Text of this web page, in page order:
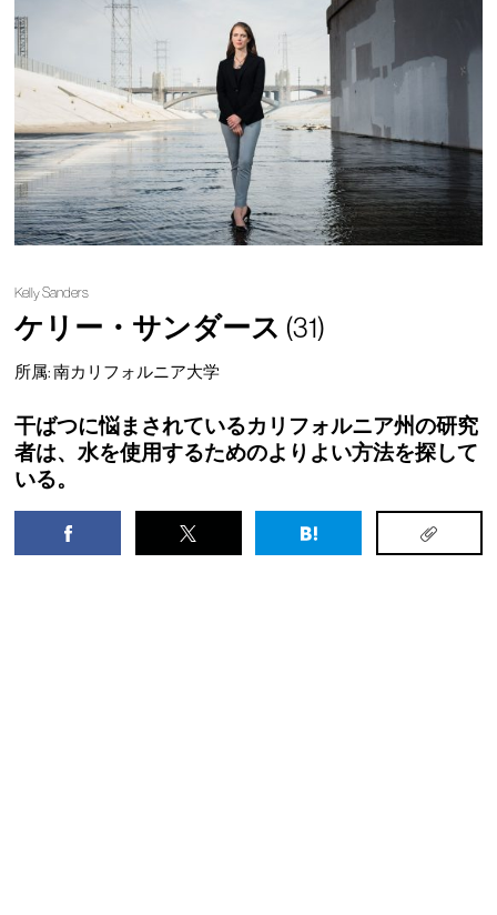
Kelly Sanders
ケリー・サンダース (31)
所属: 南カリフォルニア大学
干ばつに悩まされているカリフォルニア州の研究
者は、水を使用するためのよりよい方法を探して
いる。